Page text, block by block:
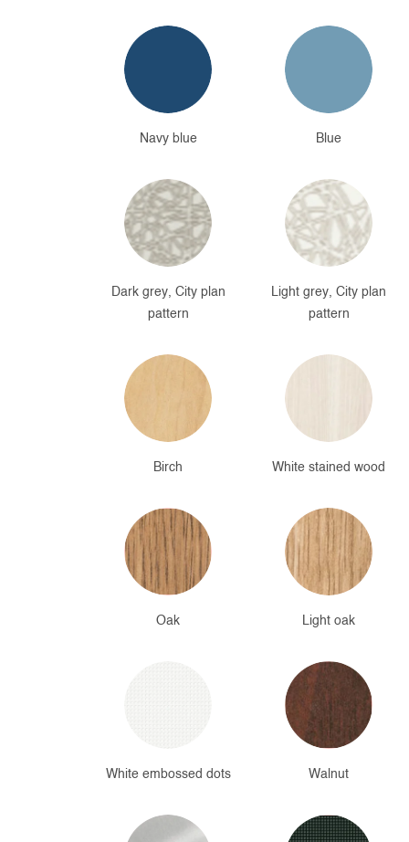
Blue
Navy blue
Light grey, City plan
pattern
Dark grey, City plan
pattern
White stained wood
Birch
Light oak
Oak
Walnut
White embossed dots